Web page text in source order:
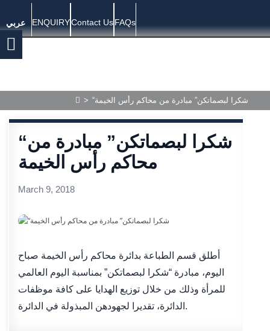
عربي ENQUIRYContact UsFAQs
> “شكرا لبصماتكن” مبادرة من محاكم رأس الخيمة
“شكرا لبصماتكن” مبادرة من
محاكم رأس الخيمة
March 9, 2018
أطلق قسم الطباعة بدائرة محاكم رأس الخيمة صباح
اليوم، مبادرة “شكرا لبصماتكن” بمناسبة اليوم العالمي
للمرأة وذلك من خلال توزيع الهدايا على كافة موظفات
الدائرة، تقديرا لجهودهن المبذولة في الدائرة.